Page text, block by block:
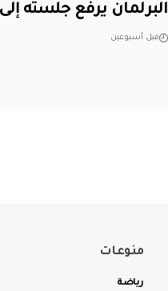
البرلمان يرفع جلسته
قبل أسبوعين
منوعات
رياضة